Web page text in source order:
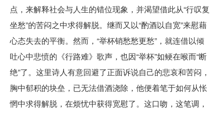
点，来解释社会与人生的错位现象，并渴望借此从“行叹复
坐愁”的苦闷之中求得解脱。继而又以“酌酒以自宽”来慰藉
心态失去的平衡。然而，“举杯销愁愁更愁”，就连借以倾
吐心中悲愤的《行路难》歌声，也因“举杯”如鲠在喉而“断
绝”了。这里诗人有意回避了正面诉说自己的悲哀和苦闷，
胸中郁积的块垒，已无法借酒浇除，他便着笔于如何从怅
惘中求得解脱，在烦忧中获得宽慰了。这口吻，这笔调，